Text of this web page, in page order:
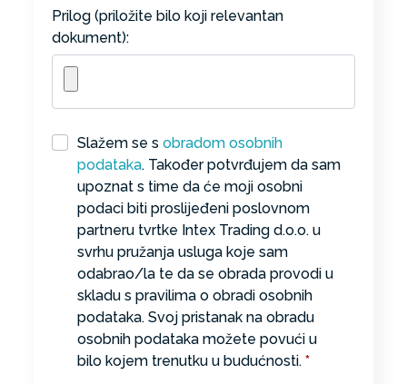
Prilog (priložite bilo koji relevantan
dokument):
Slažem se s obradom osobnih
podataka. Također potvrđujem da sam
upoznat s time da će moji osobni
podaci biti proslijeđeni poslovnom
partneru tvrtke Intex Trading d.o.o. u
svrhu pružanja usluga koje sam
odabrao/la te da se obrada provodi u
skladu s pravilima o obradi osobnih
podataka. Svoj pristanak na obradu
osobnih podataka možete povući u
bilo kojem trenutku u budućnosti. *